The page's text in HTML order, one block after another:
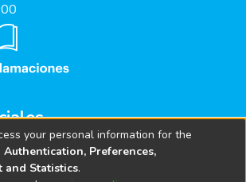
your personal information for the
Authentication, Preferences,
and Statistics.